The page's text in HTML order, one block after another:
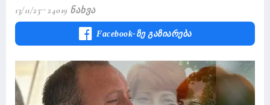
13/11/23 24019 Ნახვა
Facebook-Ზე Გაზიარება